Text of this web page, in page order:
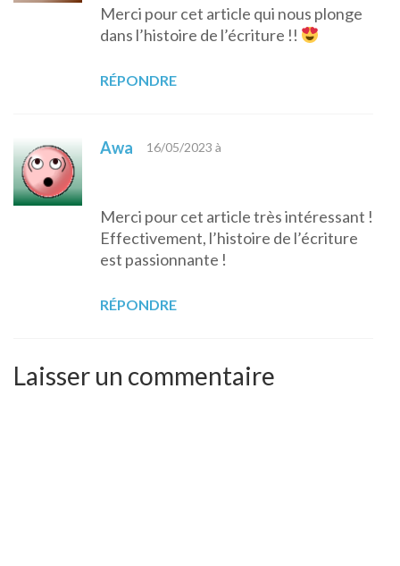
Merci pour cet article qui nous plonge
dans l’histoire de l’écriture !!
RÉPONDRE
Awa 16/05/2023 à
Merci pour cet article très intéressant !
Effectivement, l’histoire de l’écriture
est passionnante !
RÉPONDRE
Laisser un commentaire